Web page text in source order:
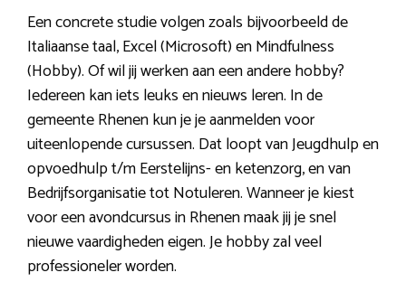
Een concrete studie volgen zoals bijvoorbeeld de
Italiaanse taal, Excel (Microsoft) en Mindfulness
(Hobby). Of wil jij werken aan een andere hobby?
Iedereen kan iets leuks en nieuws leren. In de
gemeente Rhenen kun je je aanmelden voor
uiteenlopende cursussen. Dat loopt van Jeugdhulp en
opvoedhulp t/m Eerstelijns- en ketenzorg, en van
Bedrijfsorganisatie tot Notuleren. Wanneer je kiest
voor een avondcursus in Rhenen maak jij je snel
nieuwe vaardigheden eigen. Je hobby zal veel
professioneler worden.